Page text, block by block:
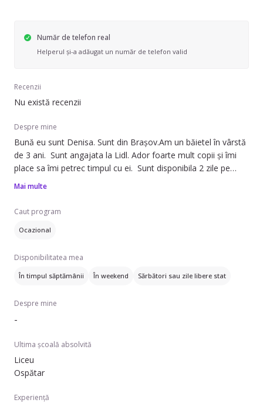
Număr de telefon real
Helperul și-a adăugat un număr de telefon valid
Recenzii
Nu există recenzii
Despre mine
Bună eu sunt Denisa. Sunt din Brașov.Am un băietel în vârstă
de 3 ani. Sunt angajata la Lidl. Ador foarte mult copii și îmi
place sa îmi petrec timpul cu ei. Sunt disponibila 2 zile pe
săptămână aleatoriu.
Mai multe
Caut program
Ocazional
Disponibilitatea mea
În timpul săptămânii În weekend Sărbători sau zile libere stat
Despre mine
-
Ultima școală absolvită
Liceu
Ospătar
Experiență